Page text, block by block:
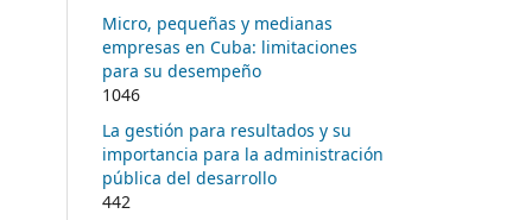
Micro, pequeñas y medianas
empresas en Cuba: limitaciones
para su desempeño
1046
La gestión para resultados y su
importancia para la administración
pública del desarrollo
442